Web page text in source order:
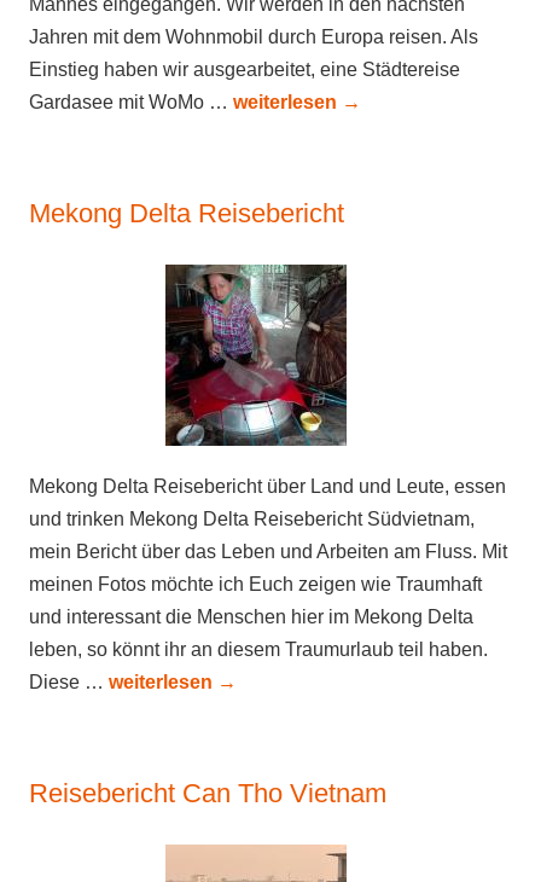
Mannes eingegangen. Wir werden in den nächsten
Jahren mit dem Wohnmobil durch Europa reisen. Als
Einstieg haben wir ausgearbeitet, eine Städtereise
Gardasee mit WoMo … weiterlesen →
Mekong Delta Reisebericht
Mekong Delta Reisebericht über Land und Leute, essen
und trinken Mekong Delta Reisebericht Südvietnam,
mein Bericht über das Leben und Arbeiten am Fluss. Mit
meinen Fotos möchte ich Euch zeigen wie Traumhaft
und interessant die Menschen hier im Mekong Delta
leben, so könnt ihr an diesem Traumurlaub teil haben.
Diese … weiterlesen →
Reisebericht Can Tho Vietnam